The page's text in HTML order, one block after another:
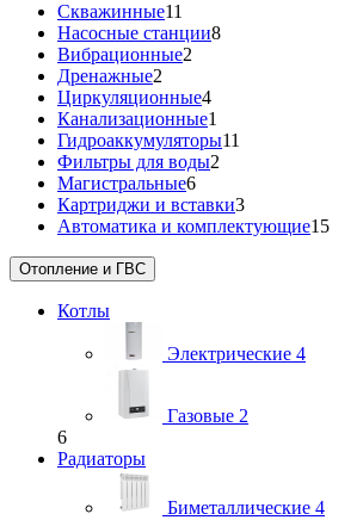
Скважинные11
Насосные станции8
Вибрационные2
Дренажные2
Циркуляционные4
Канализационные1
Гидроаккумуляторы11
Фильтры для воды2
Магистральные6
Картриджи и вставки3
Автоматика и комплектующие15
Отопление и ГВС
Котлы
Электрические 4
Газовые 2
6
Радиаторы
Биметаллические 4